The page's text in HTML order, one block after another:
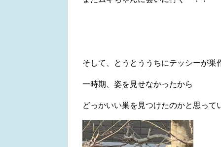
そして、とうとううちにテッシーが巣
一時期、姿を見せなかったから
どっかいい巣を見つけたのかと思って